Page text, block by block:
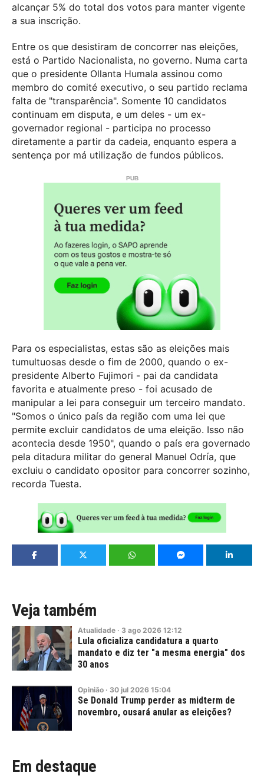
alcançar 5% do total dos votos para manter vigente
a sua inscrição.
Entre os que desistiram de concorrer nas eleições,
está o Partido Nacionalista, no governo. Numa carta
que o presidente Ollanta Humala assinou como
membro do comité executivo, o seu partido reclama
falta de "transparência". Somente 10 candidatos
continuam em disputa, e um deles - um ex-
governador regional - participa no processo
diretamente a partir da cadeia, enquanto espera a
sentença por má utilização de fundos públicos.
Para os especialistas, estas são as eleições mais
tumultuosas desde o fim de 2000, quando o ex-
presidente Alberto Fujimori - pai da candidata
favorita e atualmente preso - foi acusado de
manipular a lei para conseguir um terceiro mandato.
"Somos o único país da região com uma lei que
permite excluir candidatos de uma eleição. Isso não
acontecia desde 1950", quando o país era governado
pela ditadura militar do general Manuel Odría, que
excluiu o candidato opositor para concorrer sozinho,
recorda Tuesta.
Veja também
Atualidade · 3 ago 2026 12:12
Lula oficializa candidatura a quarto
mandato e diz ter "a mesma energia" dos
30 anos
Opinião · 30 jul 2026 15:04
Se Donald Trump perder as midterm de
novembro, ousará anular as eleições?
Em destaque